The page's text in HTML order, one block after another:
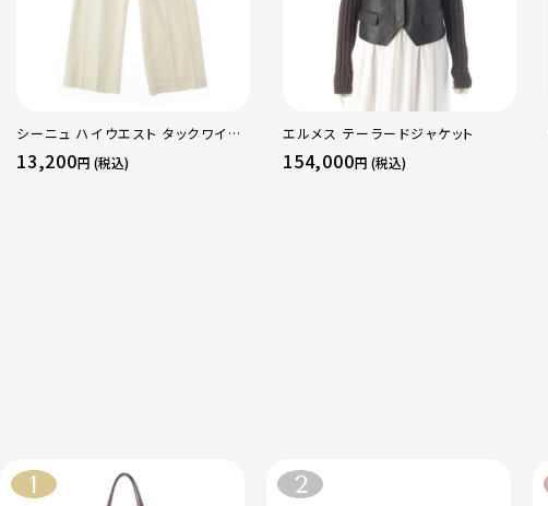
シーニュ ハイウエスト タックワイド
パンツ ボトムス オフホワイト 0
13,200円 (税込)
エルメス テーラードジャケット
154,000円 (税込)